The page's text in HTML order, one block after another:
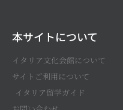
本サイトについて
イタリア文化会館について
サイトご利用について
イタリア留学ガイド